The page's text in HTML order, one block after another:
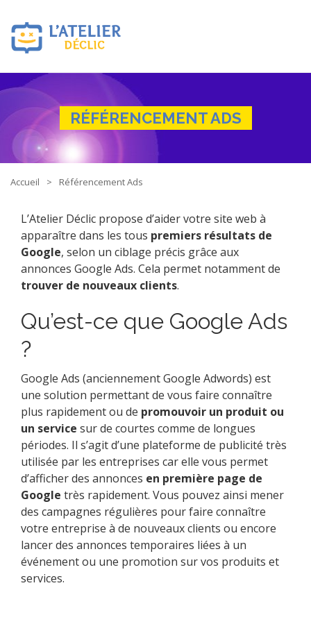
RÉFÉRENCEMENT ADS
Accueil Référencement Ads
L’Atelier Déclic propose d’aider votre site web à
apparaître dans les tous premiers résultats de
Google, selon un ciblage précis grâce aux
annonces Google Ads. Cela permet notamment de
trouver de nouveaux clients.
Qu’est-ce que Google Ads
?
Google Ads (anciennement Google Adwords) est
une solution permettant de vous faire connaître
plus rapidement ou de promouvoir un produit ou
un service sur de courtes comme de longues
périodes. Il s’agit d’une plateforme de publicité très
utilisée par les entreprises car elle vous permet
d’afficher des annonces en première page de
Google très rapidement. Vous pouvez ainsi mener
des campagnes régulières pour faire connaître
votre entreprise à de nouveaux clients ou encore
lancer des annonces temporaires liées à un
événement ou une promotion sur vos produits et
services.